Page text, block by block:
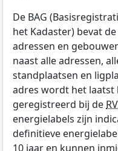
De BAG
het Kadaster) bevat
adressen en
naast alle adressen,
standplaatsen en
adres wordt het laatst
geregistreerd bij de
energielabels zijn
definitieve
10 jaar en kunnen